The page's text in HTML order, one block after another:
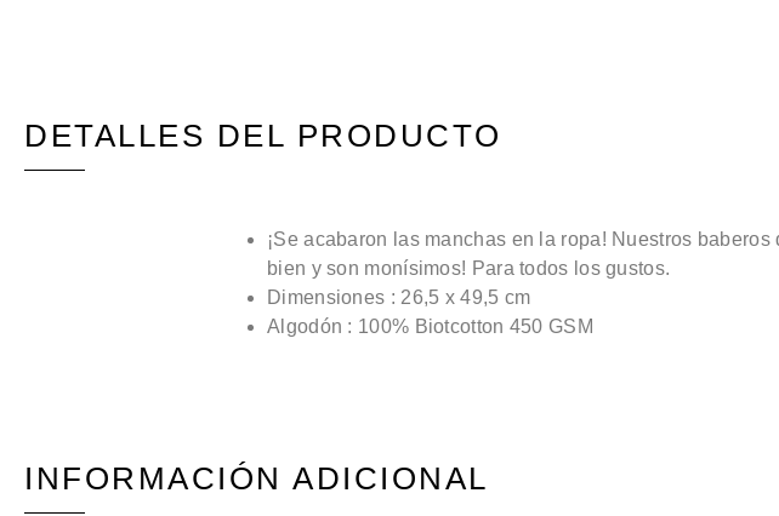
DETALLES DEL PRODUCTO
¡Se acabaron las manchas en la ropa! Nuestros
bien y son monísimos! Para todos los gustos.
Dimensiones : 26,5 x 49,5 cm
Algodón : 100% Biotcotton 450 GSM
INFORMACIÓN ADICIONAL